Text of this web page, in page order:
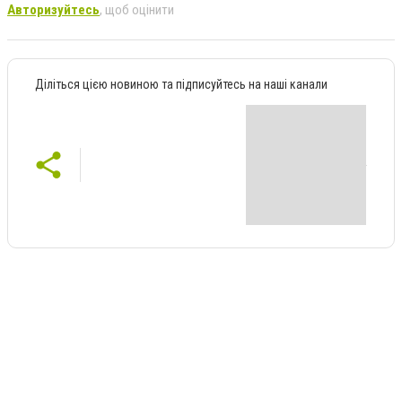
Авторизуйтесь, щоб оцінити
Діліться цією новиною та підписуйтесь на наші канали